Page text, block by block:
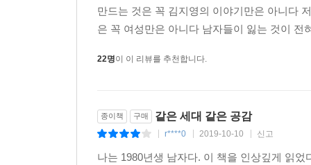
만드는 것은 꼭 김지영의 이야기만은 아니다
은 꼭 여성만은 아니다 남자들이 잃는 것이
22명이 이 리뷰를 추천합니다.
종이책 구매 같은 세대 같은 공감
r****0 2019-10-10 신고
나는 1980년생 남자다. 이 책을 인상깊게 읽